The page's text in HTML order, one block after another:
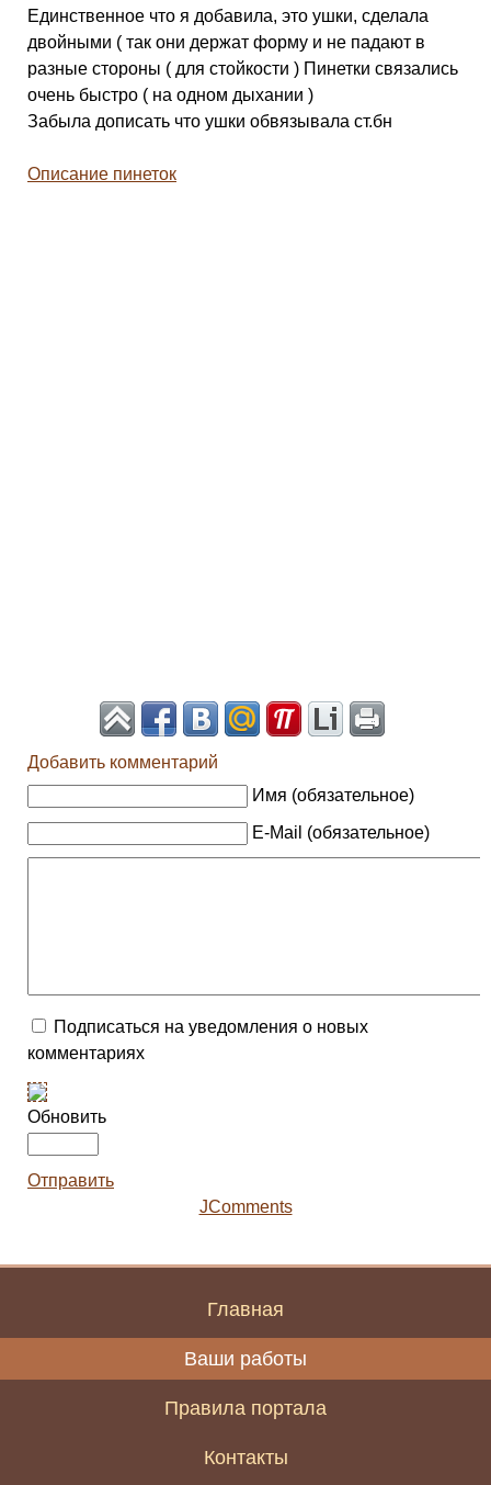
Единственное что я добавила, это ушки, сделала
двойными ( так они держат форму и не падают в
разные стороны ( для стойкости ) Пинетки связались
очень быстро ( на одном дыхании )
Забыла дописать что ушки обвязывала ст.бн
Описание пинеток
Добавить комментарий
Имя (обязательное)
E-Mail (обязательное)
Подписаться на уведомления о новых
комментариях
Обновить
Отправить
JComments
Главная
Ваши работы
Правила портала
Контакты